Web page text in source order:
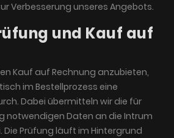
Verbesserung unseres Angebots.
und Kauf auf
Kauf auf Rechnung anzubieten,
im Bestellprozess eine
Dabei übermitteln wir die für
notwendigen Daten an die Intrum
Die Prüfung läuft im Hintergrund